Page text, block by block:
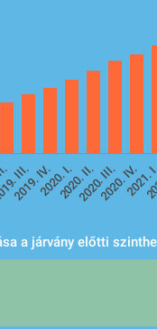
III.
2019. IV.2020. I.2020. II.
2020. III.2020. IV.
a járvány előtti